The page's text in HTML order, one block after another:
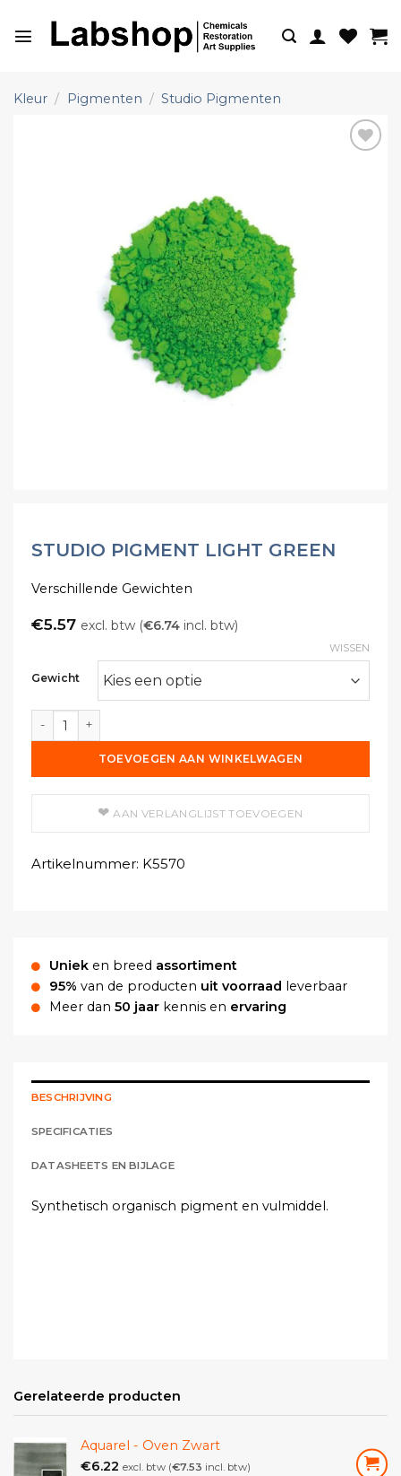
naar
Kleur / Pigmenten / Studio Pigmenten
STUDIO PIGMENT LIGHT GREEN
Verschillende Gewichten
€5.57 excl. btw (€6.74 incl. btw)
Gewicht
WISSEN
Studio Pigment Light Green aantal
TOEVOEGEN AAN WINKELWAGEN
AAN VERLANGLIJST TOEVOEGEN
Artikelnummer: K5570
Uniek en breed assortiment
95% van de producten uit voorraad
leverbaar
Meer dan 50 jaar kennis en ervaring
BESCHRIJVING
SPECIFICATIES
DATASHEETS EN BIJLAGE
Synthetisch organisch pigment en vulmiddel.
Gerelateerde producten
Aquarel - Oven Zwart
€6.22 excl. btw (€7.53 incl. btw)